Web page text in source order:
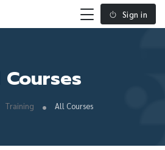
Sign in
Training All Courses